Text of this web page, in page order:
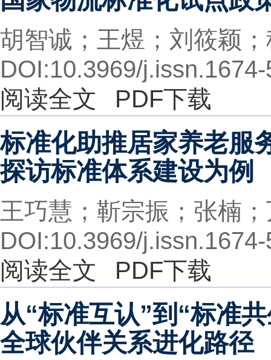
胡智诚；王煜；刘筱颖
DOI:10.3969/
阅读全文
PDF下载
标准化助推居家养老
探访标准体系建设为例
王巧慧；靳宗振；张楠
DOI:10.3969/
阅读全文
PDF下载
从“标准互认”到“标准
全球伙伴关系进化路径